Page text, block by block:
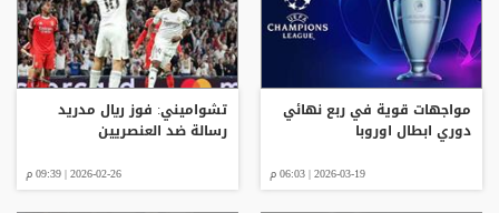
مواجهات قوية في ربع نهائي
دوري ابطال اوروبا
2026-03-19 | 06:03 م
تشواميني: فوز ريال مدريد
رسالة ضد العنصريين
2026-02-26 | 09:39 م